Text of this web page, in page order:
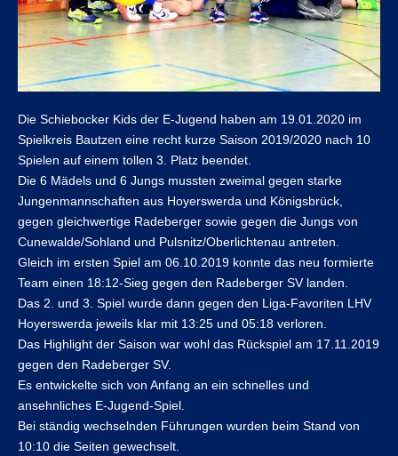
Die Schiebocker Kids der E-Jugend haben am 19.01.2020 im
Spielkreis Bautzen eine recht kurze Saison 2019/2020 nach 10
Spielen auf einem tollen 3. Platz beendet.
Die 6 Mädels und 6 Jungs mussten zweimal gegen starke
Jungenmannschaften aus Hoyerswerda und Königsbrück,
gegen gleichwertige Radeberger sowie gegen die Jungs von
Cunewalde/Sohland und Pulsnitz/Oberlichtenau antreten.
Gleich im ersten Spiel am 06.10.2019 konnte das neu formierte
Team einen 18:12-Sieg gegen den Radeberger SV landen.
Das 2. und 3. Spiel wurde dann gegen den Liga-Favoriten LHV
Hoyerswerda jeweils klar mit 13:25 und 05:18 verloren.
Das Highlight der Saison war wohl das Rückspiel am 17.11.2019
gegen den Radeberger SV.
Es entwickelte sich von Anfang an ein schnelles und
ansehnliches E-Jugend-Spiel.
Bei ständig wechselnden Führungen wurden beim Stand von
10:10 die Seiten gewechselt.